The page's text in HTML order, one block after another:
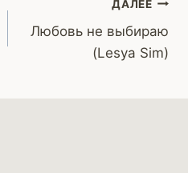
ДАЛЕЕ
Любовь не выбираю
(Lesya Sim)